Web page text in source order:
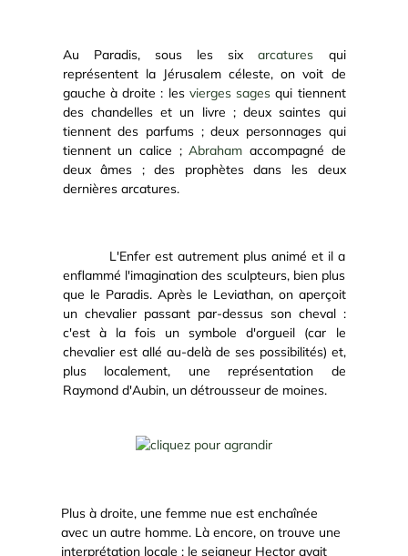
Au Paradis, sous les sixarcatures qui
représentent la Jérusalem céleste, on voit de
gauche à droite : les vierges sages qui tiennent
des chandelles et un livre ; deux saintes qui
tiennent des parfums ; deux personnages qui
tiennent un calice ;Abraham accompagné de
deux âmes ; des prophètes dans les deux
dernières arcatures.
L'Enfer est autrement plus animé et il a
enflammé l'imagination des sculpteurs, bien plus
que le Paradis. Après le Leviathan, on aperçoit
un chevalier passant par-dessus son cheval :
c'est à la fois un symbole d'orgueil (car le
chevalier est allé au-delà de ses possibilités) et,
plus localement, une représentation de
Raymond d'Aubin, un détrousseur de moines.
Plus à droite, une femme nue est enchaînée
avec un autre homme. Là encore, on trouve une
interprétation locale : le seigneur Hector avait